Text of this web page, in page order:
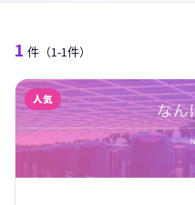
1 件 （1-1件）
人気